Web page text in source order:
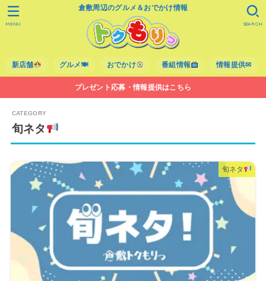
倉敷周辺のグルメ＆おでかけ情報
新店舗 グルメ🍽 おでかけ 番組情報 情報提供✉
SEARCH
MENU
プレゼント応募・情報提供はこちら
旬ネタ
旬ネタ